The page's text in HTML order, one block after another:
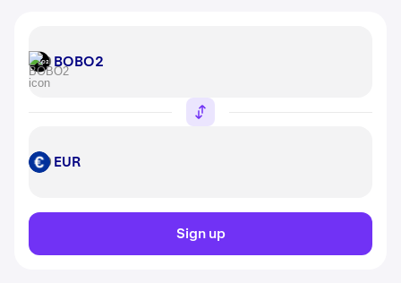
BOBO2 BOBO2
EUR EUR
Sign up